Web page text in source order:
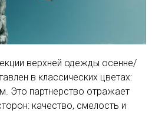
верхней одежды осенне/
в классических цветах:
Это партнерство отражает
качество, смелость и